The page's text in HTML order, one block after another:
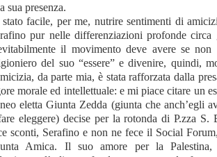
sua presenza.
stato facile, per me, nutrire sentimenti di
pur nelle differenziazioni profonde circa
il movimento deve avere se non
del suo “essere” e divenire, quindi,
da parte mia, è stata rafforzata dalla
morale ed intellettuale: e mi piace citare un
eletta Giunta Zedda (giunta che anch’egli
eleggere) decise per la rotonda di P.zza S.
sconti, Serafino e non ne fece il Social
Amica. Il suo amore per la